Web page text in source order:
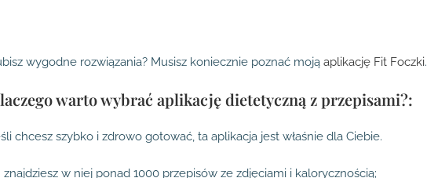
wygodne rozwiązania? Musisz koniecznie poznać moją aplikację Fit Foczki.
warto wybrać aplikację dietetyczną z przepisami?:
chcesz szybko i zdrowo gotować, ta aplikacja jest właśnie dla Ciebie.
znajdziesz w niej ponad 1000 przepisów ze zdjęciami i kalorycznością;